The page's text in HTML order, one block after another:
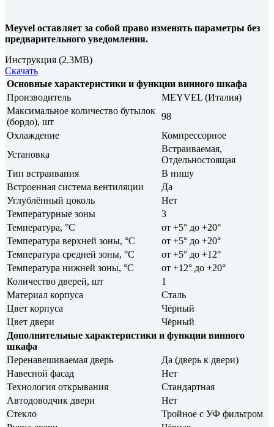
Meyvel оставляет за собой право изменять параметры без
предварительного уведомления.
Инструкция (2.3MB)
Скачать
Основные характеристики и функции винного шкафа
Производитель
MEYVEL (Италия)
Максимальное количество бутылок
(бордо), шт
98
Охлаждение
Компрессорное
Установка
Встраиваемая,
Отдельностоящая
Тип встраивания
В нишу
Встроенная система вентиляции
Да
Углублённый цоколь
Нет
Температурные зоны
3
Температура, °C
от +5° до +20°
Температура верхней зоны, °C
от +5° до +20°
Температура средней зоны, °C
от +5° до +12°
Температура нижней зоны, °C
от +12° до +20°
Количество дверей, шт
1
Материал корпуса
Сталь
Цвет корпуса
Чёрный
Цвет двери
Чёрный
Дополнительные характеристики и функции винного
шкафа
Перенавешиваемая дверь
Да (дверь к двери)
Навесной фасад
Нет
Технология открывания
Стандартная
Автодоводчик двери
Нет
Стекло
Тройное с УФ фильтром